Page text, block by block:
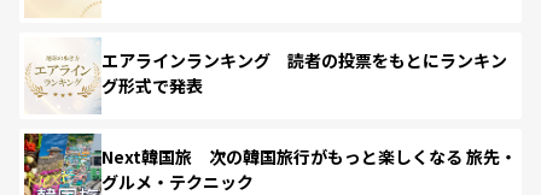
エアラインランキング 読者の投票をもとにランキン
グ形式で発表
Next韓国旅 次の韓国旅行がもっと楽しくなる 旅先・
グルメ・テクニック